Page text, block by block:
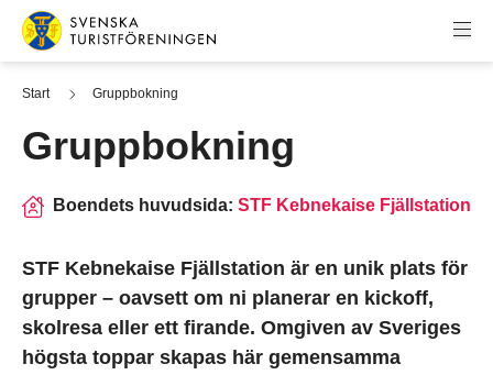
Hoppa till innehåll
Svenska Turistföreningen
Start Gruppbokning
Gruppbokning
Boendets huvudsida: STF Kebnekaise Fjällstation
STF Kebnekaise Fjällstation är en unik plats för
grupper – oavsett om ni planerar en kickoff,
skolresa eller ett firande. Omgiven av Sveriges
högsta toppar skapas här gemensamma